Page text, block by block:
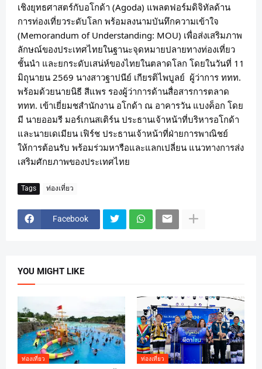
เชิงยุทธศาสตร์กับอโกด้า (Agoda) แพลตฟอร์มดิจิทัลด้าน
การท่องเที่ยวระดับโลก พร้อมลงนามบันทึกความเข้าใจ
(Memorandum of Understanding: MOU) เพื่อส่งเสริมภาพ
ลักษณ์ของประเทศไทยในฐานะจุดหมายปลายทางท่องเที่ยว
ชั้นนำ และยกระดับเสน่ห์ของไทยในตลาดโลก โดยในวันที่ 11
มิถุนายน 2569 นางสาวฐาปนีย์ เกียรติไพบูลย์  ผู้ว่าการ ททท.
พร้อมด้วยนายนิธี สีแพร รองผู้ว่าการด้านสื่อสารการตลาด
ททท. เข้าเยี่ยมชสำนักงาน อโกด้า ณ อาคารวัน แบงค็อก โดย
มี นายออมรี มอร์เกนสเติร์น ประธานเจ้าหน้าที่บริหารอโกด้า
และนายเดเมียน เฟิร์ช ประธานเจ้าหน้าที่ฝ่ายการพาณิชย์
ให้การต้อนรับ พร้อมร่วมหารือและแลกเปลี่ยน แนวทางการส่ง
เสริมศักยภาพของประเทศไทย
Tags ท่องเที่ยว
Facebook
YOU MIGHT LIKE
ท่องเที่ยว ท่องเที่ยว